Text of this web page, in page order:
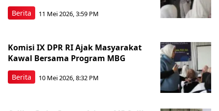
Berita 11 Mei 2026, 3:59 PM
Berita
Komisi IX DPR RI Ajak Masyarakat
Kawal Bersama Program MBG
10 Mei 2026, 8:32 PM